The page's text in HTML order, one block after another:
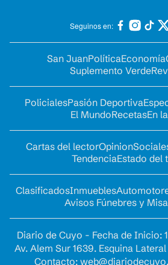
Seguinos en:
San JuanPolíticaEconomía
Suplemento Verde
PolicialesPasión Deportiva
El MundoRecetasEn
Cartas del lectorOpinion
TendenciaEstado del
ClasificadosInmuebles
Avisos Fúnebres y
Diario de Cuyo - Fecha de Inicio:
Av. Alem Sur 1639. Esquina
Contacto: